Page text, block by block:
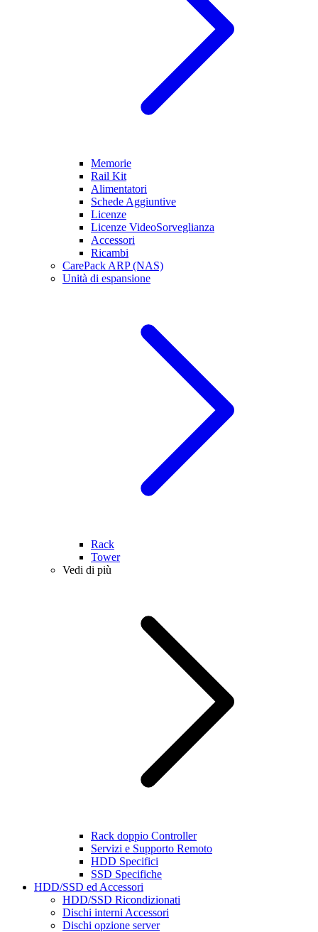
Memorie
Rail Kit
Alimentatori
Schede Aggiuntive
Licenze
Licenze VideoSorveglianza
Accessori
Ricambi
CarePack ARP (NAS)
Unità di espansione
Rack
Tower
Vedi di più
Rack doppio Controller
Servizi e Supporto Remoto
HDD Specifici
SSD Specifiche
HDD/SSD ed Accessori
HDD/SSD Ricondizionati
Dischi interni Accessori
Dischi opzione server